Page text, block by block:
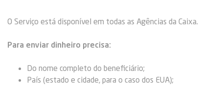
O Serviço está disponível em todas as Agências da Caixa.
Para enviar dinheiro precisa:
Do nome completo do beneficiário;
País (estado e cidade, para o caso dos EUA);